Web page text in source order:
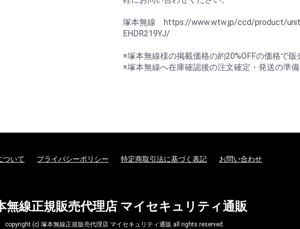
塚本無線 https://www.wtw.jp/ccd/product/
EHDR219YJ/
※塚本無線様の掲載価格の約20%OFFの価格で販
※塚本無線へ在庫確認後の注文確定・発送の準備
ついて プライバシーポリシー 特定商取引法に基づく表記 お問い合わせ
無線正規販売代理店 マイセキュリティ通販
copyright (c) 塚本無線正規販売代理店 マイセキュリティ通販 all rights reserved.